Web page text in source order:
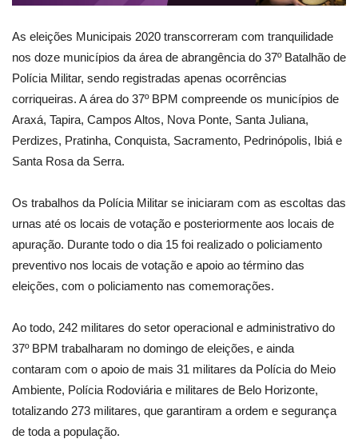
As eleições Municipais 2020 transcorreram com tranquilidade
nos doze municípios da área de abrangência do 37º Batalhão de
Polícia Militar, sendo registradas apenas ocorrências
corriqueiras. A área do 37º BPM compreende os municípios de
Araxá, Tapira, Campos Altos, Nova Ponte, Santa Juliana,
Perdizes, Pratinha, Conquista, Sacramento, Pedrinópolis, Ibiá e
Santa Rosa da Serra.
Os trabalhos da Polícia Militar se iniciaram com as escoltas das
urnas até os locais de votação e posteriormente aos locais de
apuração. Durante todo o dia 15 foi realizado o policiamento
preventivo nos locais de votação e apoio ao término das
eleições, com o policiamento nas comemorações.
Ao todo, 242 militares do setor operacional e administrativo do
37º BPM trabalharam no domingo de eleições, e ainda
contaram com o apoio de mais 31 militares da Polícia do Meio
Ambiente, Polícia Rodoviária e militares de Belo Horizonte,
totalizando 273 militares, que garantiram a ordem e segurança
de toda a população.